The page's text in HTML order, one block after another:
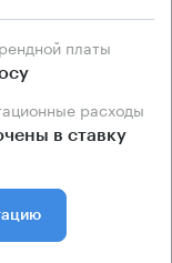
платы
расходы
в ставку